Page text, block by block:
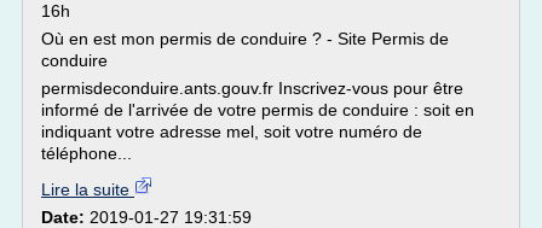
16h
Où en est mon permis de conduire ? - Site Permis de
conduire
permisdeconduire.ants.gouv.fr Inscrivez-vous pour être
informé de l'arrivée de votre permis de conduire : soit en
indiquant votre adresse mel, soit votre numéro de
téléphone...
Lire la suite
Date: 2019-01-27 19:31:59